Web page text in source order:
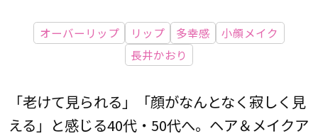
オーバーリップ リップ 多幸感
小顔メイク
長井かおり
「老けて見られる」「顔がなんとなく寂しく見
える」と感じる40代・50代へ。ヘア＆メイクア